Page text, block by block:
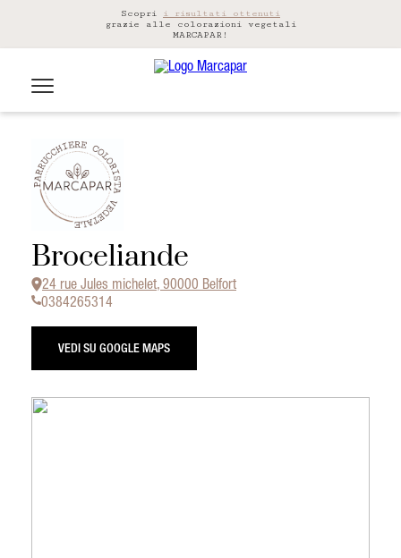
Scopri i risultati ottenuti
grazie alle colorazioni vegetali
MARCAPAR!
Broceliande
24 rue Jules michelet, 90000 Belfort
0384265314
VEDI SU GOOGLE MAPS